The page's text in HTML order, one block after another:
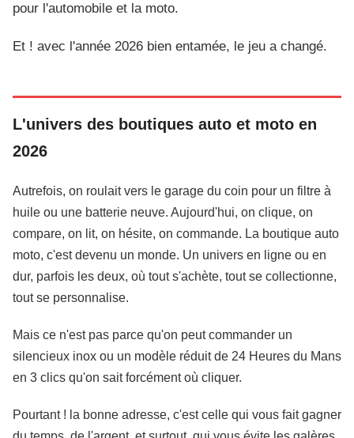
pour l'automobile et la moto.
Et ! avec l'année 2026 bien entamée, le jeu a changé.
L'univers des boutiques auto et moto en
2026
Autrefois, on roulait vers le garage du coin pour un filtre à
huile ou une batterie neuve. Aujourd'hui, on clique, on
compare, on lit, on hésite, on commande. La boutique auto
moto, c'est devenu un monde. Un univers en ligne ou en
dur, parfois les deux, où tout s'achète, tout se collectionne,
tout se personnalise.
Mais ce n'est pas parce qu'on peut commander un
silencieux inox ou un modèle réduit de 24 Heures du Mans
en 3 clics qu'on sait forcément où cliquer.
Pourtant ! la bonne adresse, c'est celle qui vous fait gagner